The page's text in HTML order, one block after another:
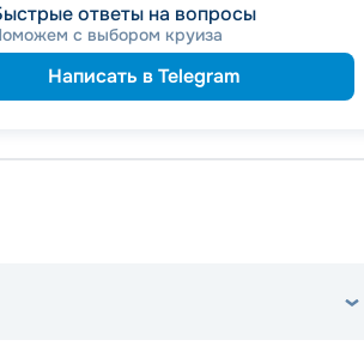
ответы на вопросы
с выбором круиза
Написать в Telegram